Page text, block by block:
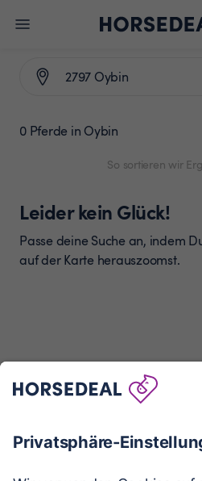
0 Pferde in Oybin
So sortieren wir
Leider kein Glück!
Passe deine Suche an, indem
auf der Karte herauszoomst.